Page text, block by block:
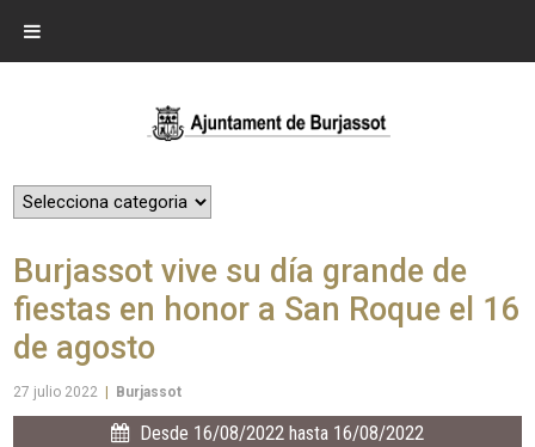
Burjassot vive su día grande de
fiestas en honor a San Roque el 16
de agosto
27 julio 2022 Burjassot
Desde 16/08/2022 hasta 16/08/2022